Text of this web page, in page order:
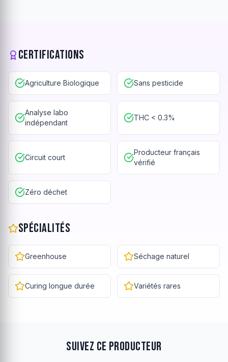
Certifications
Agriculture Biologique Sans pesticide
Analyse labo
indépendant
THC < 0.3%
Circuit court
Producteur français
vérifié
Zéro déchet
Spécialités
Greenhouse Séchage naturel
Curing longue durée Variétés rares
Suivez ce producteur